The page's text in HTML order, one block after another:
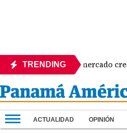
TRENDING
millones al mercado crediticio
ACTUALIDAD OPINIÓN